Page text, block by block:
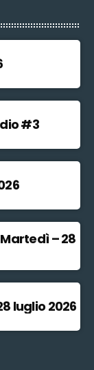
#3
– 28
luglio 2026